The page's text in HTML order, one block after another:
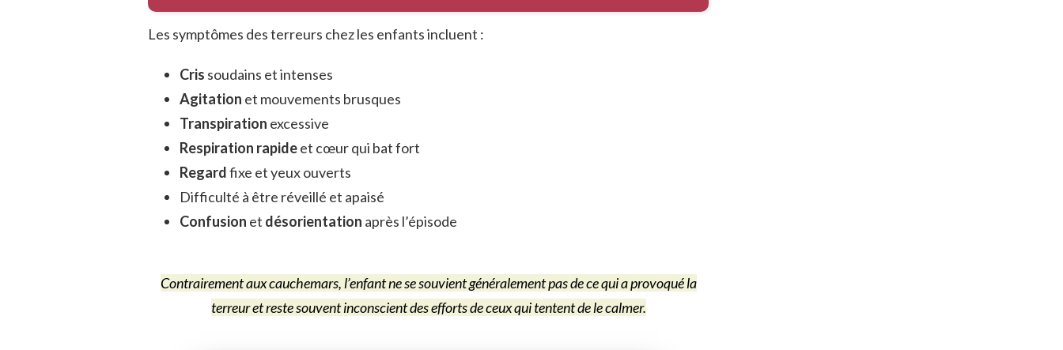
Les symptômes des terreurs chez les enfants incluent :
Cris soudains et intenses
Agitation et mouvements brusques
Transpiration excessive
Respiration rapideet cœur qui bat fort
Regardfixe et yeux ouverts
Difficulté à être réveillé et apaisé
Confusion et désorientation après l’épisode
Contrairement aux cauchemars, l’enfant ne se souvient généralement pas de ce qui a provoqué la
terreur et reste souvent inconscient des efforts de ceux qui tentent de le calmer.